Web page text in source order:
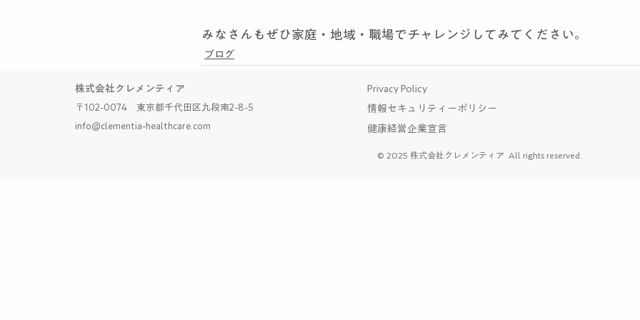
みなさんもぜひ家庭・地域・職場でチャレンジしてみてください。
ブログ
株式会社クレメンティア
〒102-0074 東京都千代田区九段南2-8-5
info@clementia-healthcare.com
Privacy Policy
情報セキュリティーポリシー
健康経営企業宣言
© 2025 株式会社クレメンティア All rights reserved.